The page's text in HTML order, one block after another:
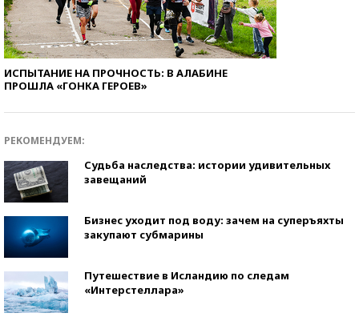
ИСПЫТАНИЕ НА ПРОЧНОСТЬ: В АЛАБИНЕ
ПРОШЛА «ГОНКА ГЕРОЕВ»
РЕКОМЕНДУЕМ:
Судьба наследства: истории удивительных
завещаний
Бизнес уходит под воду: зачем на суперъяхты
закупают субмарины
Путешествие в Исландию по следам
«Интерстеллара»